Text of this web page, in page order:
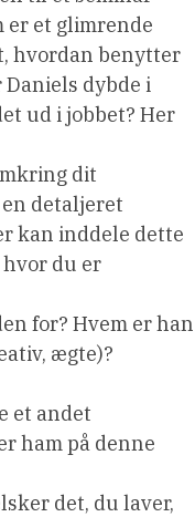
er et glimrende
hvordan benytter
dybde i
ud i jobbet? Her
dit
detaljeret
kan inddele dette
du er
for? Hvem er han
ægte)?
et andet
ham på denne
det, du laver,